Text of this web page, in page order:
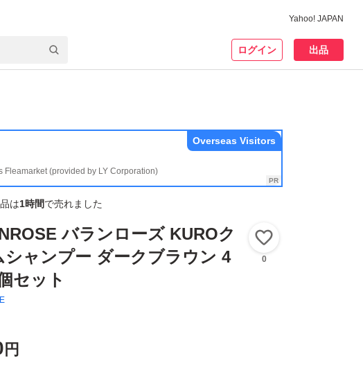
Yahoo! JAPAN
ログイン 出品
Fleamarket (provided by LY Corporation)
Overseas Visitors
は1時間で売れました
バランローズ KUROク
シャンプー ダークブラウン 4
セット
0
円